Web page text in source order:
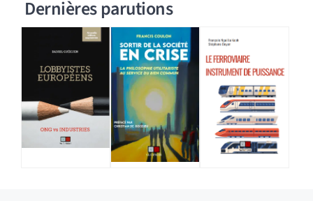
Dernières parutions